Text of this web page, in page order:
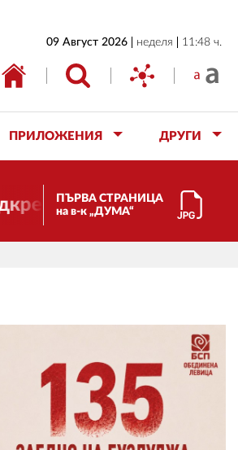
09 Август 2026 неделя 11:48 ч.
ПРИЛОЖЕНИЯ ДРУГИ
Скъпи
ПЪРВА СТРАНИЦА
на в-к „ДУМА“
ИКОНОМИКА
ОБЩЕСТВО
АВТОРИ